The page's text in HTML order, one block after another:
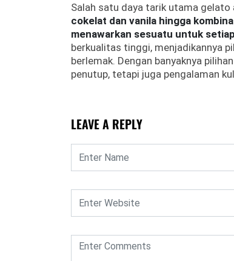
Salah satu daya tarik utama gelato
cokelat dan vanila hingga
menawarkan sesuatu untuk
berkualitas tinggi, menjadikannya
berlemak. Dengan banyaknya
penutup, tetapi juga pengalaman
LEAVE A REPLY